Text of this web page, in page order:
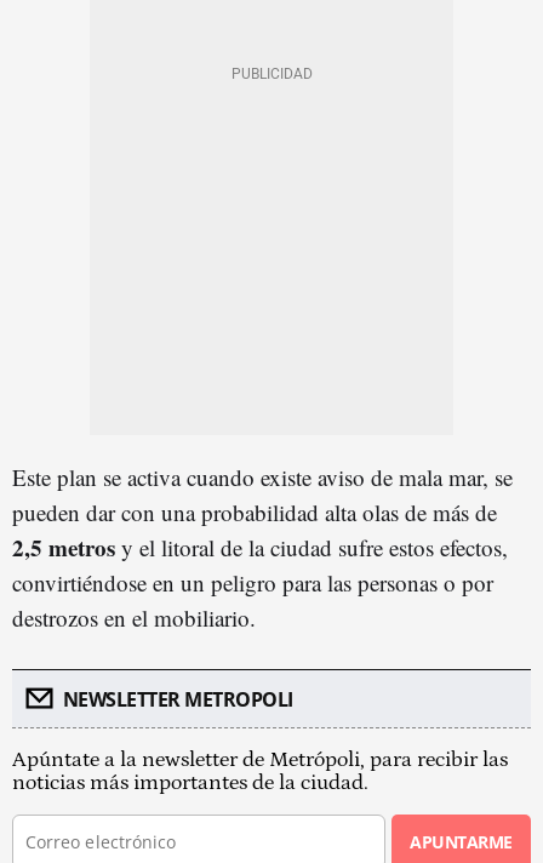
Este plan se activa cuando existe aviso de mala mar, se
pueden dar con una probabilidad alta olas de más de
2,5 metros y el litoral de la ciudad sufre estos efectos,
convirtiéndose en un peligro para las personas o por
destrozos en el mobiliario.
NEWSLETTER METROPOLI
Apúntate a la newsletter de Metrópoli, para recibir las
noticias más importantes de la ciudad.
APUNTARME